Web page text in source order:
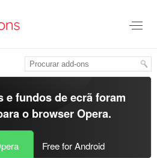
e fundos de ecrã foram
o browser Opera.
Free for Android